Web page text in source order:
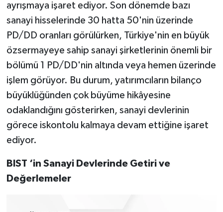
ayrışmaya işaret ediyor. Son dönemde bazı
sanayi hisselerinde 30 hatta 50'nin üzerinde
PD/DD oranları görülürken, Türkiye'nin en büyük
özsermayeye sahip sanayi şirketlerinin önemli bir
bölümü 1 PD/DD'nin altında veya hemen üzerinde
işlem görüyor. Bu durum, yatırımcıların bilanço
büyüklüğünden çok büyüme hikâyesine
odaklandığını gösterirken, sanayi devlerinin
görece iskontolu kalmaya devam ettiğine işaret
ediyor.
BIST ‘in Sanayi Devlerinde Getiri ve
Değerlemeler